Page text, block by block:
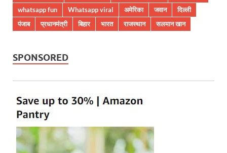
whatsapp fun
Whatsapp viral अमेरिका जवान
दिल्ली
पंजाब
प्रधानमंत्री बिहार भारत राजस्थान सलमान खान
SPONSORED